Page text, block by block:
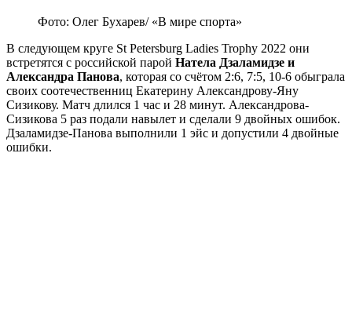
Фото: Олег Бухарев/ «В мире спорта»
В следующем круге St Petersburg Ladies Trophy 2022 они
встретятся с российской парой Натела Дзаламидзе и
Александра Панова, которая со счётом 2:6, 7:5, 10-6 обыграла
своих соотечественниц Екатерину Александрову-Яну
Сизикову. Матч длился 1 час и 28 минут. Александрова-
Сизикова 5 раз подали навылет и сделали 9 двойных ошибок.
Дзаламидзе-Панова выполнили 1 эйс и допустили 4 двойные
ошибки.